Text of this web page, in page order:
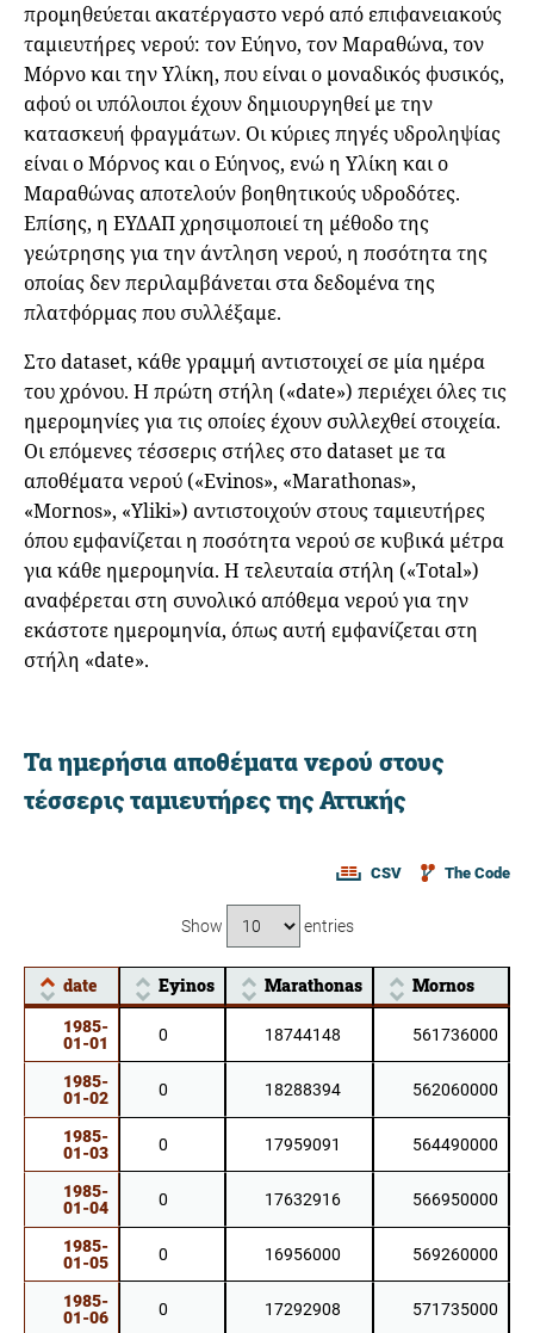
προμηθεύεται ακατέργαστο νερό από επιφανειακούς
ταμιευτήρες νερού: τον Εύηνο, τον Μαραθώνα, τον
Μόρνο και την Υλίκη, που είναι ο μοναδικός φυσικός,
αφού οι υπόλοιποι έχουν δημιουργηθεί με την
κατασκευή φραγμάτων. Οι κύριες πηγές υδροληψίας
είναι ο Μόρνος και ο Εύηνος, ενώ η Υλίκη και ο
Μαραθώνας αποτελούν βοηθητικούς υδροδότες.
Επίσης, η ΕΥΔΑΠ χρησιμοποιεί τη μέθοδο της
γεώτρησης για την άντληση νερού, η ποσότητα της
οποίας δεν περιλαμβάνεται στα δεδομένα της
πλατφόρμας που συλλέξαμε.
Στο dataset, κάθε γραμμή αντιστοιχεί σε μία ημέρα
του χρόνου. Η πρώτη στήλη («date») περιέχει όλες τις
ημερομηνίες για τις οποίες έχουν συλλεχθεί στοιχεία.
Οι επόμενες τέσσερις στήλες στο dataset με τα
αποθέματα νερού («Evinos», «Marathonas»,
«Mornos», «Yliki») αντιστοιχούν στους ταμιευτήρες
όπου εμφανίζεται η ποσότητα νερού σε κυβικά μέτρα
για κάθε ημερομηνία. Η τελευταία στήλη («Total»)
αναφέρεται στη συνολικό απόθεμα νερού για την
εκάστοτε ημερομηνία, όπως αυτή εμφανίζεται στη
στήλη «date».
Τα ημερήσια αποθέματα νερού στους
τέσσερις ταμιευτήρες της Αττικής
CSV The Code
Show entries
date Eyinos Marathonas
Mornos
date
Eyinos Marathonas Mornos
1985-
01-01
0 18744148 561736000
1985-
01-02
0 18288394 562060000
1985-
01-03
0 17959091 564490000
1985-
01-04
0 17632916 566950000
1985-
01-05
0 16956000 569260000
1985-
01-06
0 17292908 571735000